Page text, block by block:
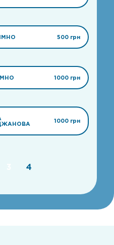
500 грн
1000 грн
1000 грн
4